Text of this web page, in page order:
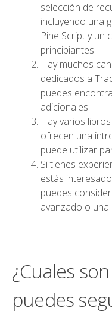
selección de
incluyendo una
Pine Script y un
principiantes.
Hay muchos
dedicados a
puedes
adicionales.
Hay varios
ofrecen una
puede utilizar
Si tienes
estás
puedes
avanzado o una
¿Cuales
puedes